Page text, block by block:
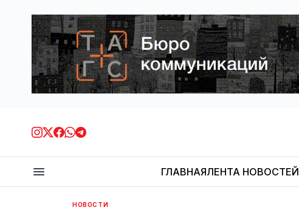
ГЛАВНАЯЛЕНТА НОВОСТЕЙ
НОВОСТИ